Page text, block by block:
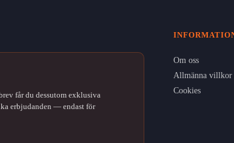
får du dessutom exklusiva
erbjudanden — endast för
Om oss
Allmänna villkor
Cookies